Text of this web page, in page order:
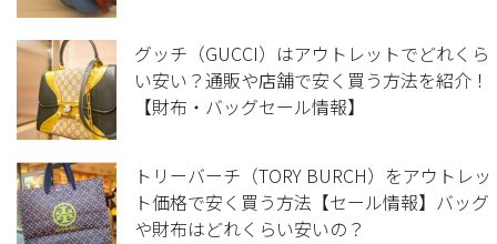
グッチ（GUCCI）はアウトレットでどれくら
い安い？通販や店舗で安く買う方法を紹介！
【財布・バッグセール情報】
トリーバーチ（TORY BURCH）をアウトレッ
ト価格で安く買う方法【セール情報】バッグ
や財布はどれくらい安いの？